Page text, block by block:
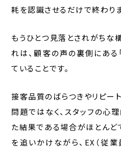
耗を認識させるだけで終わりま
もうひとつ見落とされがちな
れは、顧客の声の裏側にある
ていることです。
接客品質のばらつきやリピー
問題ではなく、スタッフの心
た結果である場合がほとんど
を追いかけながら、EX（従